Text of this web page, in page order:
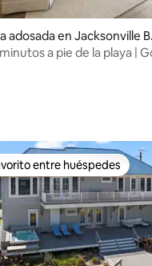
4.98 de 5; 46
adosada en Jacksonville
a pie de la playa |
entre huéspedes
entre huéspedes